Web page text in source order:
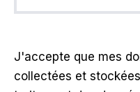
J'accepte que mes
collectées et